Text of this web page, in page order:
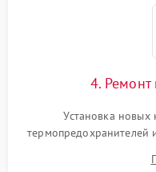
4. Ремонт
Установка новых
термопредохранителей
выгоревших реле,